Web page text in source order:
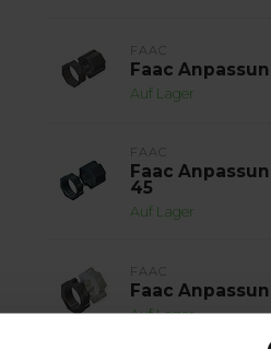
FAAC
Faac
Auf Lager
FAAC
Faac
45
Auf Lager
FAAC
Faac
Auf Lager